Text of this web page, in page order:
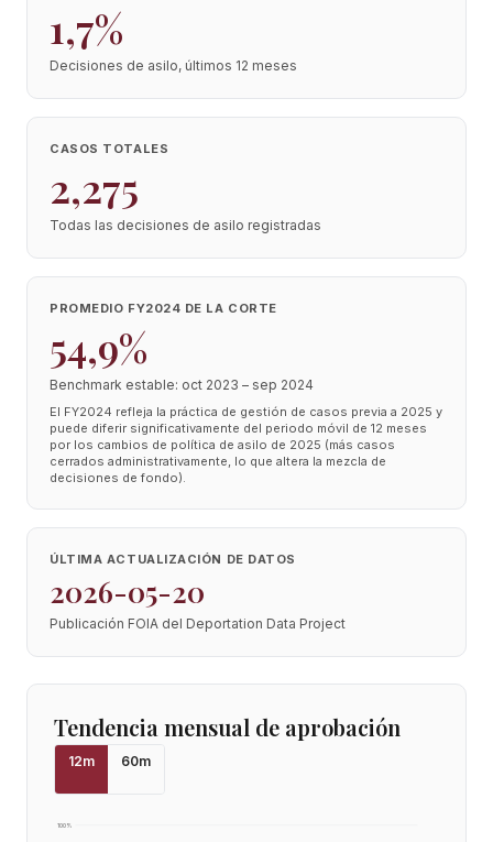
1,7%
Decisiones de asilo, últimos 12 meses
CASOS TOTALES
2,275
Todas las decisiones de asilo registradas
PROMEDIO FY2024 DE LA CORTE
54,9%
Benchmark estable: oct 2023 – sep 2024
El FY2024 refleja la práctica de gestión de casos previa a 2025 y
puede diferir significativamente del periodo móvil de 12 meses
por los cambios de política de asilo de 2025 (más casos
cerrados administrativamente, lo que altera la mezcla de
decisiones de fondo).
ÚLTIMA ACTUALIZACIÓN DE DATOS
2026-05-20
Publicación FOIA del Deportation Data Project
Tendencia mensual de aprobación
12m 60m
100%